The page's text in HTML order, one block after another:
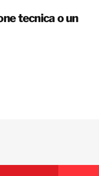
tecnica o un